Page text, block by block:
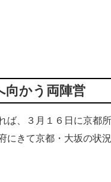
向かう両陣営
ば、３月１６日に京都
にきて京都・大坂の状